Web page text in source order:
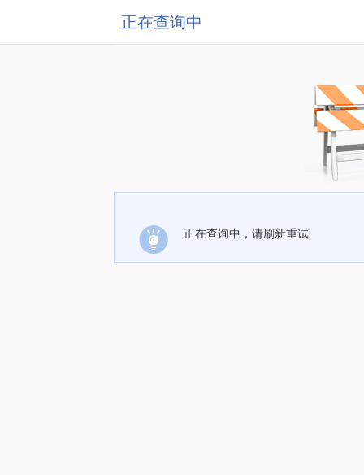
正在查询中
正在查询中，请刷新重试